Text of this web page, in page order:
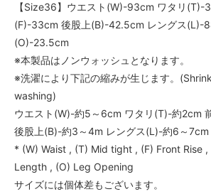
【Size36】ウエスト(W)-93cm ワタリ(T)-
(F)-33cm 後股上(B)-42.5cm レングス(L)-
(O)-23.5cm
※本製品はノンウォッシュとなります。
※洗濯により下記の縮みが生じます。
washing)
ウエスト(W)-約5～6cm ワタリ(T)-約2cm
後股上(B)-約3～4m レングス(L)-約6～
* (W) Waist , (T) Mid tight , (F) Front Rise ,
Length , (O) Leg Opening
サイズには個体差もございます。